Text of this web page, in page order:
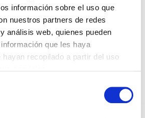
información sobre el uso que
nuestros partners de redes
análisis web, quienes pueden
que les haya
hayan recopilado a partir del uso
DIPLOMA OFICIAL PARA RECONOCER LA
POR LA SALUD PLANETARIA SE ADHIERE
FRENTE A LA EMERGENCIA CLIMÁTICA